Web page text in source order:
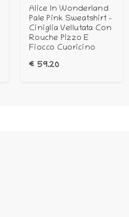
Alice In Wonderland
Pale Pink Sweatshirt -
Ciniglia Vellutata Con
Rouche Pizzo E
Fiocco Cuoricino
€ 59.20